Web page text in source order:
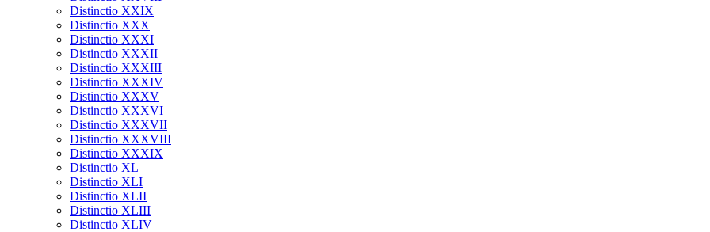
Distinctio XXIX
Distinctio XXX
Distinctio XXXI
Distinctio XXXII
Distinctio XXXIII
Distinctio XXXIV
Distinctio XXXV
Distinctio XXXVI
Distinctio XXXVII
Distinctio XXXVIII
Distinctio XXXIX
Distinctio XL
Distinctio XLI
Distinctio XLII
Distinctio XLIII
Distinctio XLIV